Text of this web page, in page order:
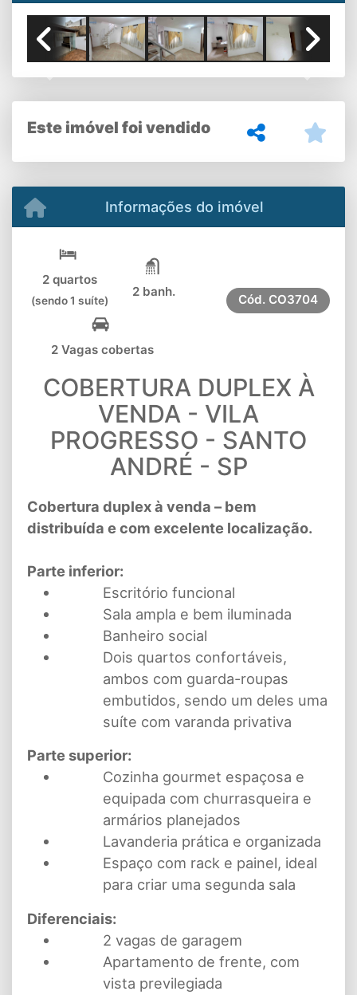
Este imóvel foi vendido
Informações do imóvel
2 quartos
(sendo 1 suíte)
2 banh.
2 Vagas cobertas
Cód. CO3704
COBERTURA DUPLEX À
VENDA - VILA
PROGRESSO - SANTO
ANDRÉ - SP
Cobertura duplex à venda – bem
distribuída e com excelente localização.
Parte inferior:
Escritório funcional
Sala ampla e bem iluminada
Banheiro social
Dois quartos confortáveis,
ambos com guarda-roupas
embutidos, sendo um deles uma
suíte com varanda privativa
Parte superior:
Cozinha gourmet espaçosa e
equipada com churrasqueira e
armários planejados
Lavanderia prática e organizada
Espaço com rack e painel, ideal
para criar uma segunda sala
Diferenciais:
2 vagas de garagem
Apartamento de frente, com
vista previlegiada